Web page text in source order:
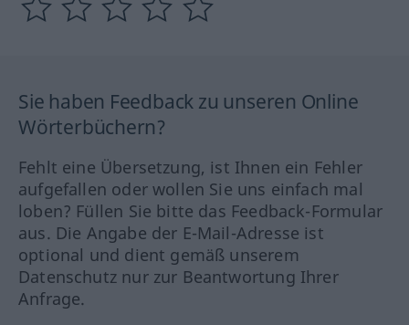
Sie haben Feedback zu unseren Online
Wörterbüchern?
Fehlt eine Übersetzung, ist Ihnen ein Fehler
aufgefallen oder wollen Sie uns einfach mal
loben? Füllen Sie bitte das Feedback-Formular
aus. Die Angabe der E-Mail-Adresse ist
optional und dient gemäß unserem
Datenschutz nur zur Beantwortung Ihrer
Anfrage.